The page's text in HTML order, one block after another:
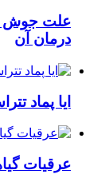
علت جوش
درمان آن
ایا پماد
عرقیات